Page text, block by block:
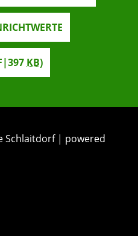
KB)
Schlaitdorf | powered